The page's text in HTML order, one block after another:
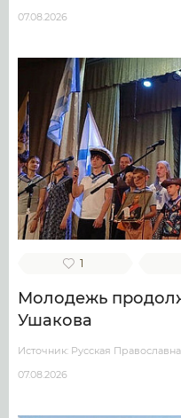
07.08.2026
1
Молодежь
Ушакова
Источник: Русская
07.08.2026